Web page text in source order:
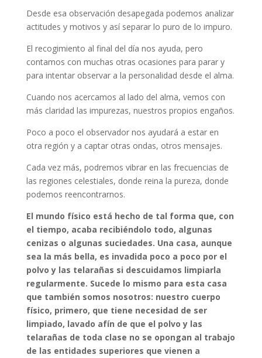
Desde esa observación desapegada podemos analizar
actitudes y motivos y así separar lo puro de lo impuro.
El recogimiento al final del día nos ayuda, pero
contamos con muchas otras ocasiones para parar y
para intentar observar a la personalidad desde el alma.
Cuando nos acercamos al lado del alma, vemos con
más claridad las impurezas, nuestros propios engaños.
Poco a poco el observador nos ayudará a estar en
otra región y a captar otras ondas, otros mensajes.
Cada vez más, podremos vibrar en las frecuencias de
las regiones celestiales, donde reina la pureza, donde
podemos reencontrarnos.
El mundo físico está hecho de tal forma que, con
el tiempo, acaba recibiéndolo todo, algunas
cenizas o algunas suciedades. Una casa, aunque
sea la más bella, es invadida poco a poco por el
polvo y las telarañas si descuidamos limpiarla
regularmente. Sucede lo mismo para esta casa
que también somos nosotros: nuestro cuerpo
físico, primero, que tiene necesidad de ser
limpiado, lavado afín de que el polvo y las
telarañas de toda clase no se opongan al trabajo
de las entidades superiores que vienen a